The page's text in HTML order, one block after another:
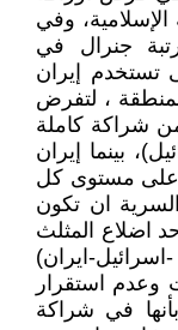
الإسلامية، وفي
جنرال في
تستخدم إيران
، لتفرض
شراكة كاملة
بينما إيران
على مستوى كل
ان تكون
اضلاع المثلث
اسرائيل-ايران)
وعدم استقرار
في شراكة